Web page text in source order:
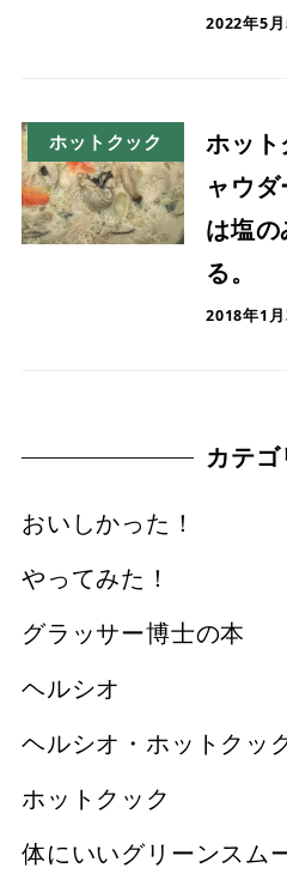
2022年5月
ホットクック
ホッ
ャウ
は塩
る。
2018年1
カテゴ
おいしかった！
やってみた！
グラッサー博士の本
ヘルシオ
ヘルシオ・ホットクッ
ホットクック
体にいいグリーンスム